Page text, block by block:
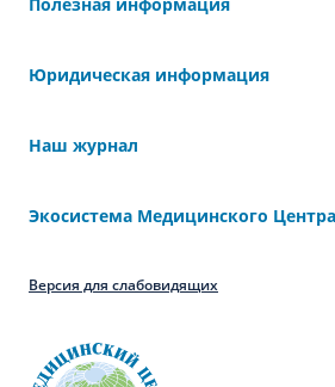
Юридическая информация
Наш журнал
Экосистема Медицинского
Версия для слабовидящих